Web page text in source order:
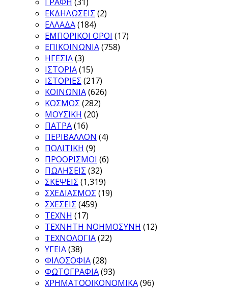
ΕΚΔΗΛΩΣΕΙΣ (2)
ΕΛΛΑΔΑ(184)
ΕΜΠΟΡΙΚΟΙ ΟΡΟΙ (17)
ΕΠΙΚΟΙΝΩΝΙΑ(758)
ΗΓΕΣΙΑ(3)
ΙΣΤΟΡΙΑ(15)
ΙΣΤΟΡΙΕΣ (217)
ΚΟΙΝΩΝΙΑ(626)
ΚΟΣΜΟΣ (282)
ΜΟΥΣΙΚΗ (20)
ΠΑΤΡΑ(16)
ΠΕΡΙΒΑΛΛΟΝ (4)
ΠΟΛΙΤΙΚΗ (9)
ΠΡΟΟΡΙΣΜΟΙ (6)
ΠΩΛΗΣΕΙΣ (32)
ΣΚΕΨΕΙΣ (1,319)
ΣΧΕΔΙΑΣΜΟΣ (19)
ΣΧΕΣΕΙΣ (459)
ΤΕΧΝΗ (17)
ΤΕΧΝΗΤΗ ΝΟΗΜΟΣΥΝΗ (12)
ΤΕΧΝΟΛΟΓΙΑ(22)
ΥΓΕΙΑ(38)
ΦΙΛΟΣΟΦΙΑ(28)
ΦΩΤΟΓΡΑΦΙΑ(93)
ΧΡΗΜΑΤΟΟΙΚΟΝΟΜΙΚΑ(96)